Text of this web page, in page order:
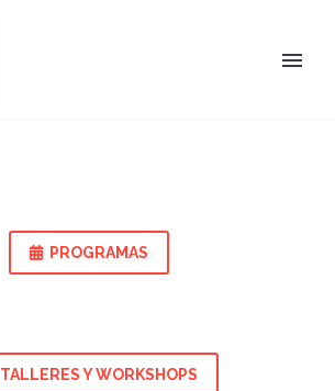
 PROGRAMAS
TALLERES Y WORKSHOPS